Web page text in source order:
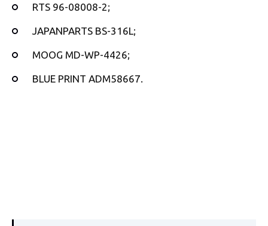
RTS 96-08008-2;
JAPANPARTS BS-316L;
MOOG MD-WP-4426;
BLUE PRINT ADM58667.